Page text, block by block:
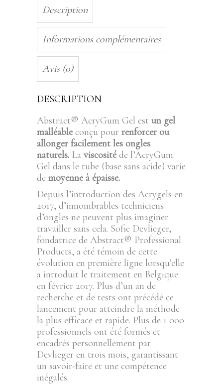
Description
Informations complémentaires
Avis (0)
DESCRIPTION
Abstract® AcryGum Gel est un gel
malléable conçu pour renforcer ou
allonger facilement les ongles
naturels. La viscosité de l’AcryGum
Gel dans le tube (base sans acide) varie
de moyenne à épaisse.
Depuis l’introduction des Acrygels en
2017, d’innombrables techniciens
d’ongles ne peuvent plus imaginer
travailler sans cela. Sofie Devlieger,
fondatrice de Abstract® Professional
Products, a été témoin de cette
évolution en première ligne lorsqu’elle
a introduit le traitement en Belgique
en février 2017. Plus d’un an de
recherche et de tests ont précédé ce
lancement pour atteindre la méthode
la plus efficace et rapide. Plus de 1 000
professionnels ont été formés et
encadrés personnellement par
Devlieger en trois mois, garantissant
un savoir-faire et une compétence
inégalés.